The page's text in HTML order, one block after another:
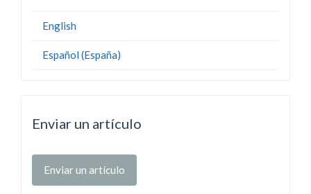
English
Español (España)
Enviar un artículo
Enviar un artículo